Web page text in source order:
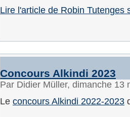
Lire l'article de Robin Tutenges
Concours Alkindi 2023
Par Didier Müller, dimanche
Le concours Alkindi 2022-2023